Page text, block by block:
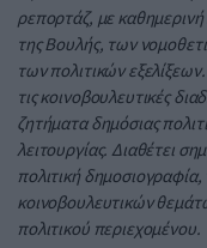
ρεπορτάζ, με
της Βουλής, των
των πολιτικών
τις κοινοβουλευτικές
ζητήματα δημόσιας
λειτουργίας. Διαθέτει
πολιτική
κοινοβουλευτικών
πολιτικού περιεχομένου.